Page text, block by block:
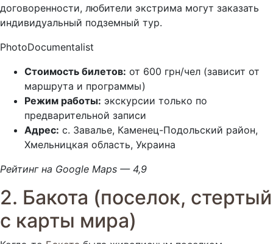
договоренности, любители экстрима могут заказать
индивидуальный подземный тур.
PhotoDocumentalist
Стоимость билетов: от 600 грн/чел (зависит от
маршрута и программы)
Режим работы: экскурсии только по
предварительной записи
Адрес: с. Завалье, Каменец-Подольский район,
Хмельницкая область, Украина
Рейтинг на Google Maps — 4,9
2. Бакота (поселок, стертый
с карты мира)